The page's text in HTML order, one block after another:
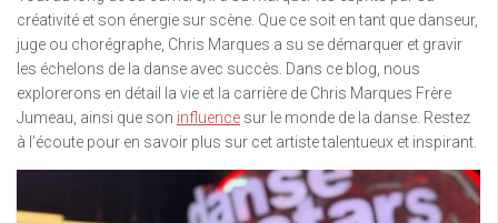
créativité et son énergie sur scène. Que ce soit en tant que danseur,
juge ou chorégraphe, Chris Marques a su se démarquer et gravir
les échelons de la danse avec succès. Dans ce blog, nous
explorerons en détail la vie et la carrière de Chris Marques Frère
Jumeau, ainsi que son influence sur le monde de la danse. Restez
à l’écoute pour en savoir plus sur cet artiste talentueux et inspirant.